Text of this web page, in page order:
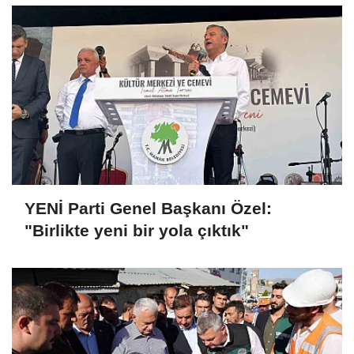
Yıldırım Turnaçayırı Barajı'nda
incelemelerde bulundu
YENİ Parti Genel Başkanı Özel:
"Birlikte yeni bir yola çıktık"